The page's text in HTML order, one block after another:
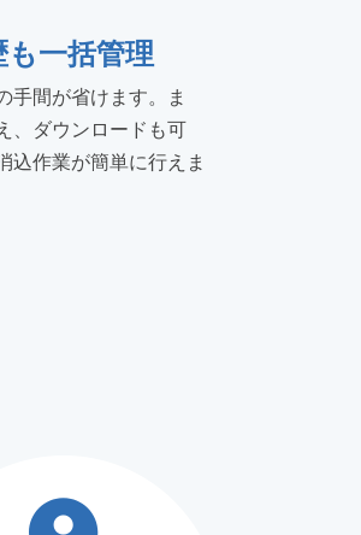
一括管理
手間が省けます。ま
、ダウンロードも可
込作業が簡単に行えま